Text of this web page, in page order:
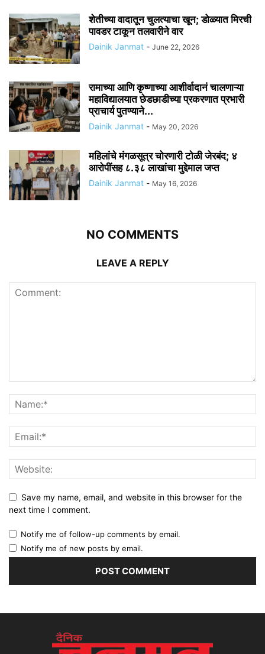
शेतीच्या वादातून चुलत्याचा खून; डोळ्यात मिरची
पावडर टाकून तलवारीने वार
Dainik Janmat - June 22, 2026
रामाच्या आणि कृष्णाच्या आशीर्वादानं चालणाऱ्या
महाविद्यालयात छेडछाडीच्या प्रकरणात प्रभारी
प्राचार्य पुतण्याने...
Dainik Janmat - May 20, 2026
महिलांचे मंगळसूत्र चोरणारी टोळी जेरबंद; ४
आरोपींसह ८.३८ लाखांचा मुद्देमाल जप्त
Dainik Janmat - May 16, 2026
NO COMMENTS
LEAVE A REPLY
Save my name, email, and website in this browser for the
next time I comment.
Notify me of follow-up comments by email.
Notify me of new posts by email.